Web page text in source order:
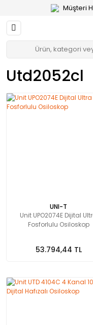
Müşteri
Utd2052cl
UNI-T
Unit UPO2074E Dijital
Fosforlulu Osiloskop
53.794,44 TL